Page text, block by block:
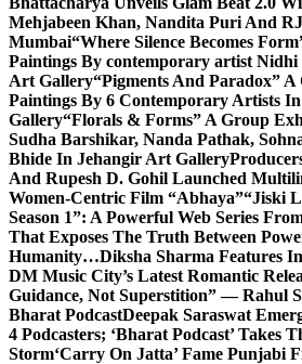
Mehjabeen Khan, Nandita Puri And
Mumbai“Where Silence Becomes
Paintings By contemporary artist
Art Gallery“Pigments And Paradox”
Paintings By 6 Contemporary Artists
Gallery“Florals & Forms” A Group
Sudha Barshikar, Nanda Pathak,
Bhide In Jehangir Art Gallery
And Rupesh D. Gohil Launched
Women-Centric Film “Abhaya”“Jiski
Season 1”: A Powerful Web Series
That Exposes The Truth Between
Humanity…Diksha Sharma Features
DM Music City’s Latest Romantic
Guidance, Not Superstition” — Rahul
Bharat PodcastDeepak Saraswat
4 Podcasters; ‘Bharat Podcast’ Takes
Storm‘Carry On Jatta’ Fame Punjabi